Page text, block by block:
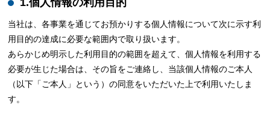
1.個人情報の利用目的
当社は、各事業を通じてお預かりする個人情報について次に示す利
用目的の達成に必要な範囲内で取り扱います。
あらかじめ明示した利用目的の範囲を超えて、個人情報を利用する
必要が生じた場合は、その旨をご連絡し、当該個人情報のご本人
（以下「ご本人」という）の同意をいただいた上で利用いたしま
す。